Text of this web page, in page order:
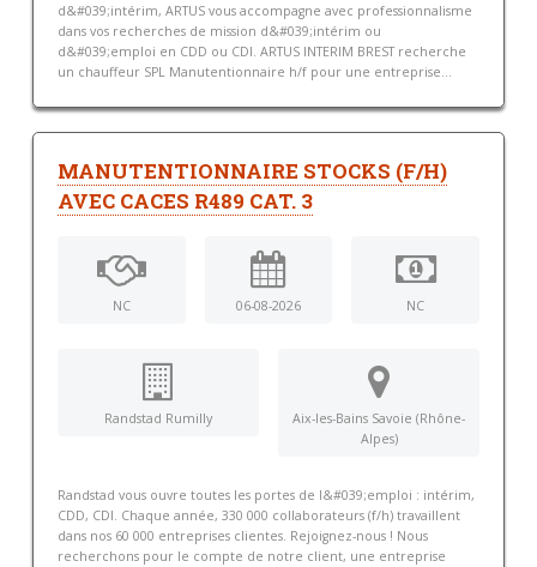
d&#039;intérim, ARTUS vous accompagne avec professionnalisme
dans vos recherches de mission d&#039;intérim ou
d&#039;emploi en CDD ou CDI. ARTUS INTERIM BREST recherche
un chauffeur SPL Manutentionnaire h/f pour une entreprise...
MANUTENTIONNAIRE STOCKS (F/H)
AVEC CACES R489 CAT. 3
NC 06-08-2026 NC
Randstad Rumilly
Aix-les-Bains Savoie (Rhône-
Alpes)
Randstad vous ouvre toutes les portes de l&#039;emploi : intérim,
CDD, CDI. Chaque année, 330 000 collaborateurs (f/h) travaillent
dans nos 60 000 entreprises clientes. Rejoignez-nous ! Nous
recherchons pour le compte de notre client, une entreprise